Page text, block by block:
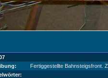
Fertiggestellte Bahnsteigsfront.